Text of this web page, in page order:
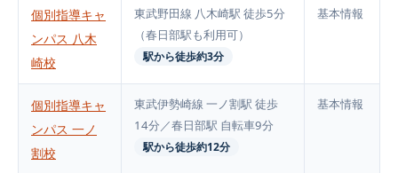
個別指導キャ
ンパス 八木
崎校
東武野田線 八木崎駅 徒歩5分
（春日部駅も利用可）
駅から徒歩約3分
基本情報
個別指導キャ
ンパス 一ノ
割校
東武伊勢崎線 一ノ割駅 徒歩
14分／春日部駅 自転車9分
駅から徒歩約12分
基本情報